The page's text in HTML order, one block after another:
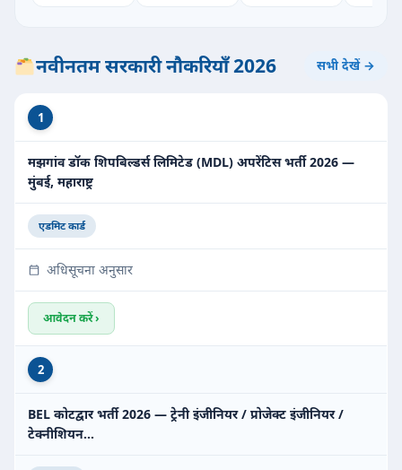
नवीनतम सरकारी नौकरियाँ 2026 सभी देखें →
1
मझगांव डॉक शिपबिल्डर्स लिमिटेड (MDL) अपरेंटिस भर्ती 2026 —
मुंबई, महाराष्ट्र
एडमिट कार्ड
अधिसूचना अनुसार
आवेदन करें ›
2
BEL कोटद्वार भर्ती 2026 — ट्रेनी इंजीनियर / प्रोजेक्ट इंजीनियर /
टेक्नीशियन…